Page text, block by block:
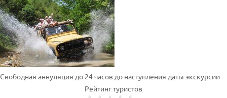
Свободная аннуляция до 24 часов до наступления даты экскурсии
Рейтинг туристов